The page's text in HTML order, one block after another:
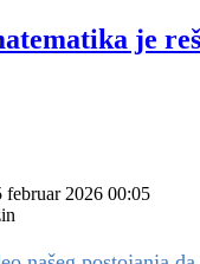
je
februar 2026 00:05